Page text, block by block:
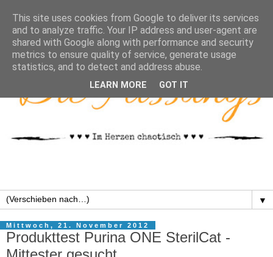
▼
Mittwoch, 21. November 2012
Produkttest Purina ONE SterilCat -
This site uses cookies from Google to deliver its services
and to analyze traffic. Your IP address and user-agent are
shared with Google along with performance and security
metrics to ensure quality of service, generate usage
statistics, and to detect and address abuse.
LEARN MORE GOT IT